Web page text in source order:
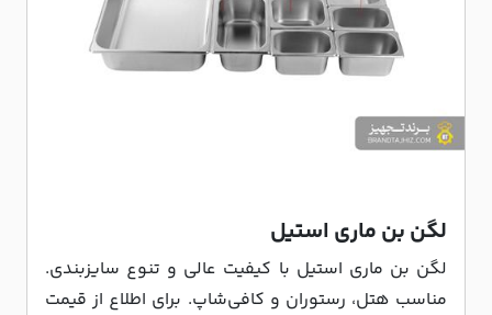
لگن بن ماری استیل
لگن بن ماری استیل با کیفیت عالی و تنوع سایزبندی.
مناسب هتل، رستوران و کافی‌شاپ. برای اطلاع از قیمت